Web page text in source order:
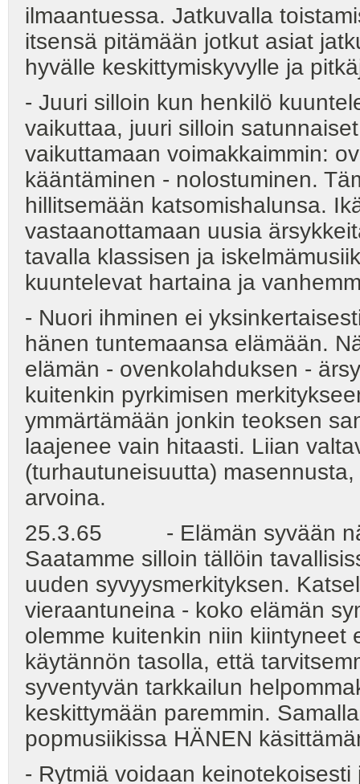
ilmaantuessa. Jatkuvalla
itsensä pitämään jotkut asiat
hyvälle keskittymiskyvylle ja
- Juuri silloin kun henkilö
vaikuttaa, juuri silloin
vaikuttamaan voimakkaimmin:
kääntäminen - nolostuminen.
hillitsemään katsomishalunsa.
vastaanottamaan uusia
tavalla klassisen ja
kuuntelevat hartaina ja
- Nuori ihminen ei
hänen tuntemaansa elämään.
elämän - ovenkolahduksen -
kuitenkin pyrkimisen
ymmärtämään jonkin teoksen
laajenee vain hitaasti. Liian
(turhautuneisuutta)
arvoina.
25.3.65 - Elämän syvään
Saatamme silloin tällöin
uuden syvyysmerkityksen.
vieraantuneina - koko elämän
olemme kuitenkin niin kiintyneet
käytännön tasolla, että
syventyvän tarkkailun
keskittymään paremmin.
popmusiikissa HÄNEN
- Rytmiä voidaan